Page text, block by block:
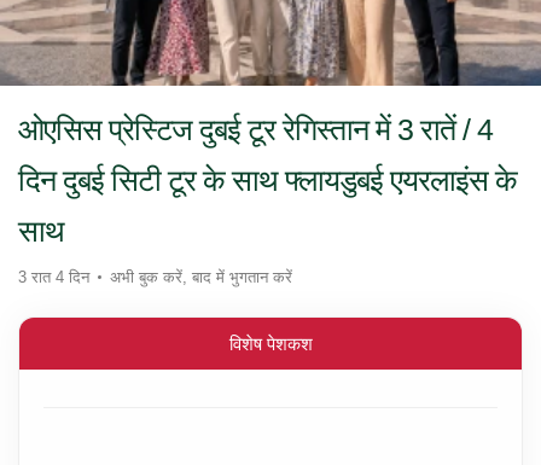
ओएसिस प्रेस्टिज दुबई टूर रेगिस्तान में 3 रातें / 4
दिन दुबई सिटी टूर के साथ फ्लायडुबई एयरलाइंस के
साथ
3 रात 4 दिन अभी बुक करें, बाद में भुगतान करें
विशेष पेशकश